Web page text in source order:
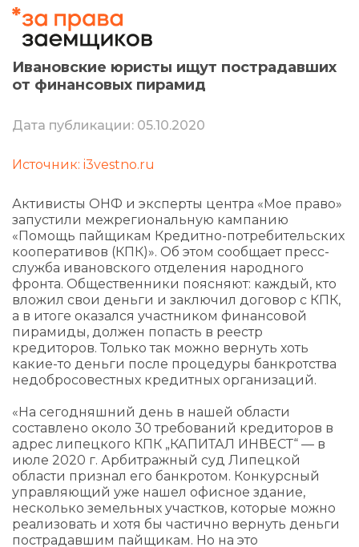
Ивановские юристы ищут пострадавших
от финансовых пирамид
Дата публикации: 05.10.2020
Источник: i3vestno.ru
Активисты ОНФ и эксперты центра «Мое право»
запустили межрегиональную кампанию
«Помощь пайщикам Кредитно-потребительских
кооперативов (КПК)». Об этом сообщает пресс-
служба ивановского отделения народного
фронта. Общественники поясняют: каждый, кто
вложил свои деньги и заключил договор с КПК,
а в итоге оказался участником финансовой
пирамиды, должен попасть в реестр
кредиторов. Только так можно вернуть хоть
какие-то деньги после процедуры банкротства
недобросовестных кредитных организаций.
«На сегодняшний день в нашей области
составлено около 30 требований кредиторов в
адрес липецкого КПК „КАПИТАЛ ИНВЕСТ“ — в
июле 2020 г. Арбитражный суд Липецкой
области признал его банкротом. Конкурсный
управляющий уже нашел офисное здание,
несколько земельных участков, которые можно
реализовать и хотя бы частично вернуть деньги
пострадавшим пайщикам. Но на это